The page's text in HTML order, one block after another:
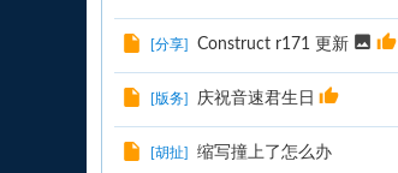
[分享] Construct r171 更新
[版务] 庆祝音速君生日
[胡扯] 缩写撞上了怎么办